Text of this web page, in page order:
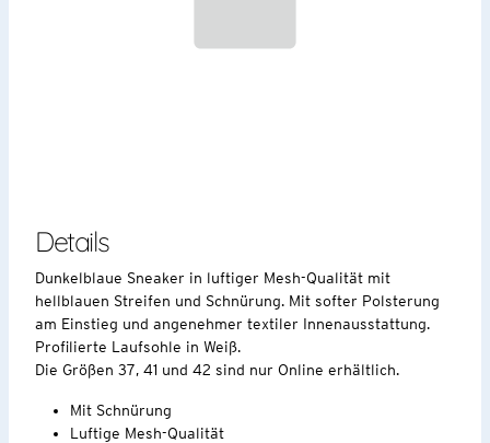
Details
Dunkelblaue Sneaker in luftiger Mesh-Qualität mit
hellblauen Streifen und Schnürung. Mit softer Polsterung
am Einstieg und angenehmer textiler Innenausstattung.
Profilierte Laufsohle in Weiß.
Die Größen 37, 41 und 42 sind nur Online erhältlich.
Mit Schnürung
Luftige Mesh-Qualität